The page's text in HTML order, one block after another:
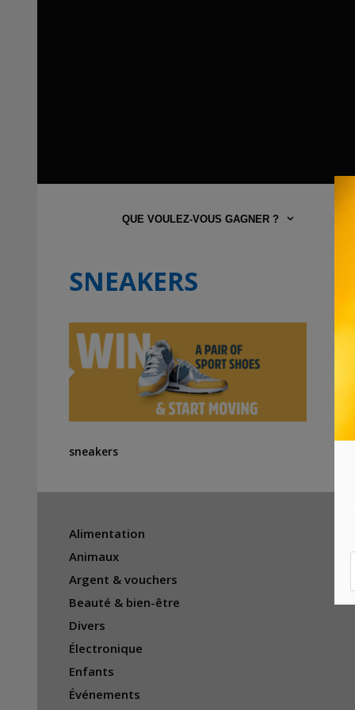
QUE VOULEZ-VOUS GAGNER ?
SNEAKERS
sneakers
Alimentation
Animaux
Argent & vouchers
Beauté & bien-être
Divers
Électronique
Enfants
Événements